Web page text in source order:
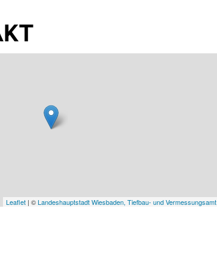
Leaflet | ©Landeshauptstadt Wiesbaden, Tiefbau- und Vermessungsamt